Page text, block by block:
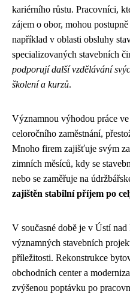
kariérního růstu. Pracovníci,
zájem o obor, mohou
například v oblasti obsluhy
specializovaných stavebních
podporují další vzdělávání
školení a kurzů.
Významnou výhodou práce
celoročního zaměstnání,
Mnoho firem zajišťuje svým
zimních měsíců, kdy se
nebo se zaměřuje na
zajištěn stabilní příjem po
V současné době je v Ústí
významných stavebních
příležitosti. Rekonstrukce
obchodních center a
zvýšenou poptávku po